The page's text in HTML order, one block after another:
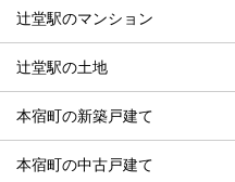
辻堂駅のマンション
辻堂駅の土地
本宿町の新築戸建て
本宿町の中古戸建て